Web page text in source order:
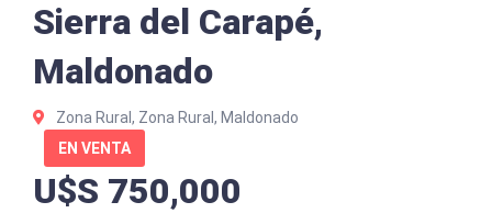
Sierra del Carapé,
Maldonado
Zona Rural, Zona Rural, Maldonado
EN VENTA
U$S 750,000